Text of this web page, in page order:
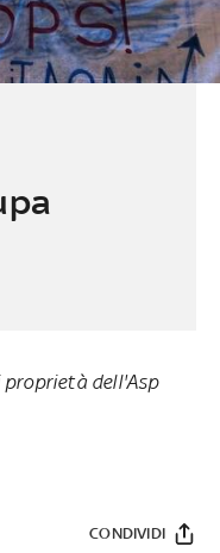
proprietà dell'Asp
CONDIVIDI